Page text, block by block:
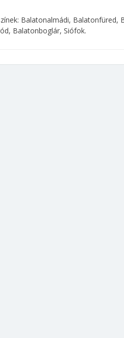
Balatonalmádi, Balatonfüred,
Balatonboglár, Siófok.